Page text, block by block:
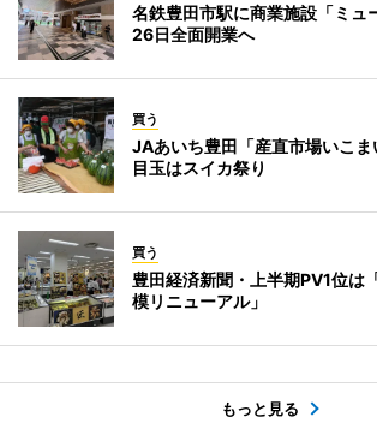
名鉄豊田市駅に商業施設「ミ
26日全面開業へ
買う
JAあいち豊田「産直市場いこ
目玉はスイカ祭り
買う
豊田経済新聞・上半期PV1位は
模リニューアル」
もっと見る